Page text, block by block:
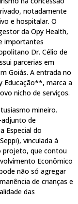
notadamente
e hospitalar. O
da Opy Health,
importantes
Dr. Célio de
parcerias em
Goiás. A entrada no
Educação**, marca a
nicho de serviços.
mineiro.
adjunto de
Especial do
vinculada à
projeto, que contou
Econômico
não só agregar
de crianças e
das